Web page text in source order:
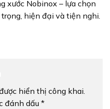
xước Nobinox – lựa chọn
hiện đại và tiện nghi.
hiển thị công khai.
đánh dấu *